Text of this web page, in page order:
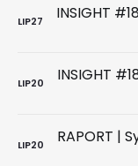
LIP27
LIP20
LIP20